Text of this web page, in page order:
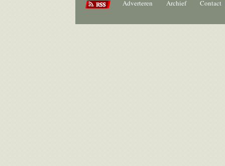
Adverteren Archief Contact